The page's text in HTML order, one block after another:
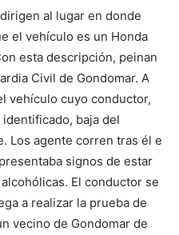
al lugar en donde
el vehículo es un Honda
esta descripción, peinan
Civil de Gondomar. A
vehículo cuyo conductor,
baja del
Los agente corren tras él e
signos de estar
El conductor se
a realizar la prueba de
vecino de Gondomar de